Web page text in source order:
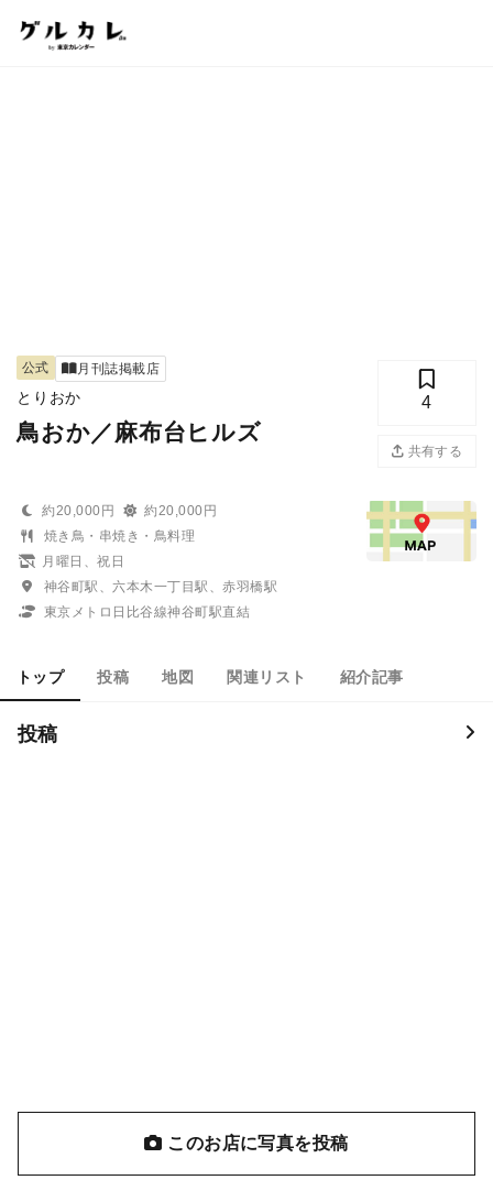
公式 月刊誌掲載店
とりおか
鳥おか／麻布台ヒルズ
4
共有する
約20,000円
約20,000円
焼き鳥・串焼き・鳥料理
月曜日、祝日
神谷町駅、六本木一丁目駅、赤羽橋駅
東京メトロ日比谷線神谷町駅直結
トップ 投稿 地図 関連リスト 紹介記事
投稿
このお店に写真を投稿